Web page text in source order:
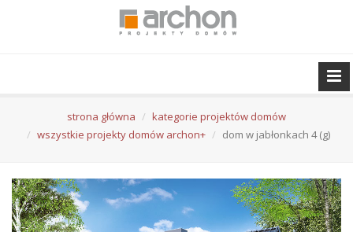
strona główna
kategorie projektów domów
wszystkie projekty domów archon+
dom w jabłonkach 4 (g)